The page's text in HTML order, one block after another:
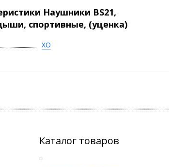
Наушники BS21,
спортивные, (уценка)
XO
Каталог товаров